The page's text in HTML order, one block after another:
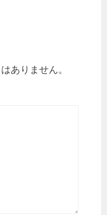
ありません。